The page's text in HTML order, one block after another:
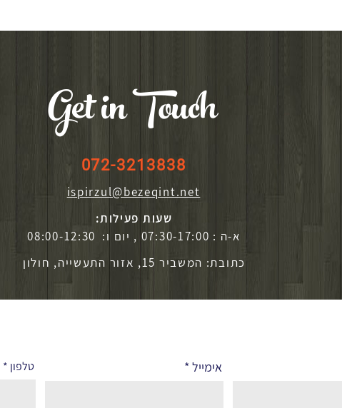
Get in Touch
072-3213838
ispirzul@bezeqint.net
שעות פעילות:
א-ה : 07:30-17:00 , יום ו: 08:00-12:30
כתובת: המשביר 15, אזור התעשייה, חולון
טלפון אימייל